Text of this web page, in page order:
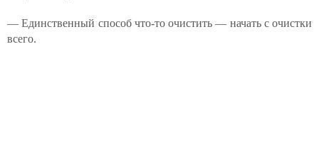
— Единственный способ что-то очистить — начать с очистки
всего.